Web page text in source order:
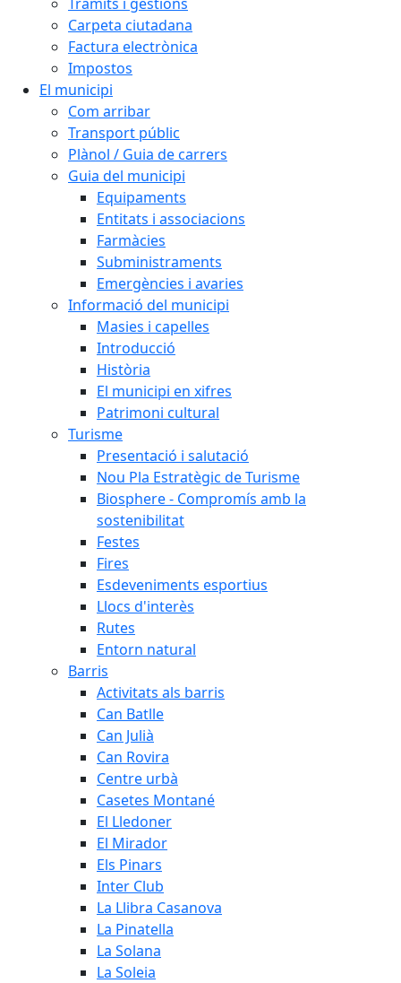
Carpeta ciutadana
Factura electrònica
Impostos
El municipi
Com arribar
Transport públic
Plànol / Guia de carrers
Guia del municipi
Equipaments
Entitats i associacions
Farmàcies
Subministraments
Emergències i avaries
Informació del municipi
Masies i capelles
Introducció
Història
El municipi en xifres
Patrimoni cultural
Turisme
Presentació i salutació
Nou Pla Estratègic de Turisme
Biosphere - Compromís amb la
sostenibilitat
Festes
Fires
Esdeveniments esportius
Llocs d'interès
Rutes
Entorn natural
Barris
Activitats als barris
Can Batlle
Can Julià
Can Rovira
Centre urbà
Casetes Montané
El Lledoner
El Mirador
Els Pinars
Inter Club
La Llibra Casanova
La Pinatella
La Solana
La Soleia